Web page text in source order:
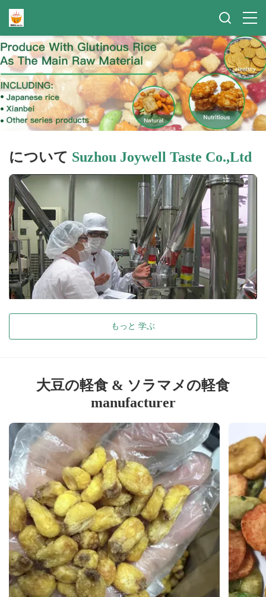
について Suzhou Joywell Taste Co.,Ltd
もっと 学ぶ
大豆の軽食 & ソラマメの軽食
manufacturer